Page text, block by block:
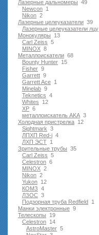
49
Лазерные дальномеры
1
Newcon
2
Nikon
39
Лазерные целеуказатели
Лазерные целеуказатели лцу
13
Монокуляры
5
Carl Zeiss
8
MINOX
68
Металлоискатели
15
Bounty Hunter
9
Fisher
9
Garrett
1
Garrett Ace
9
Minelab
4
Teknetics
12
Whites
6
XP
3
металлоискатель AKA
12
Холодная пристрелка
3
Sightmark
4
ЛПХП Red-i
1
ЛХП ЭСТ
35
Зрительные трубы
5
Carl Zeiss
6
Celestron
2
MINOX
2
Nikon
12
Yukon
4
КОМЗ
3
ЛЗОС
1
Подзорная труба Redfield
9
Манки электронные
19
Телескопы
14
Celestron
5
AstroMaster